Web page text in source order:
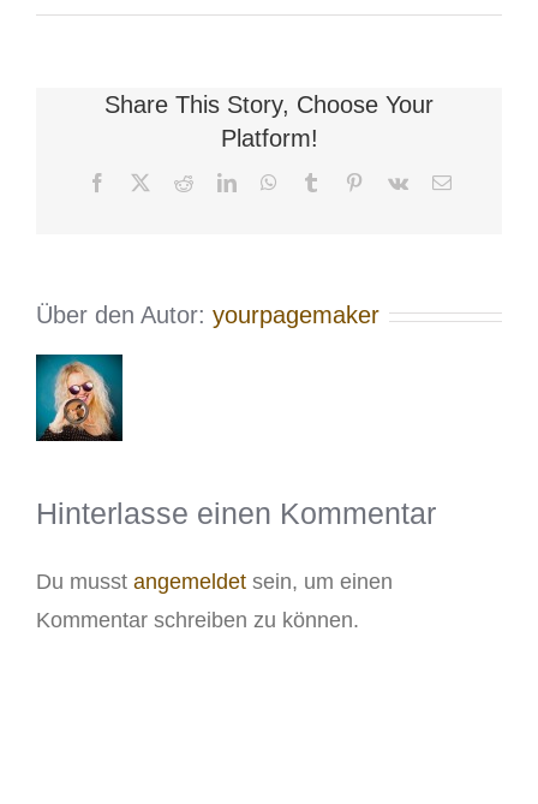
Share This Story, Choose Your
Platform!
Facebook RedditLinkedInWhatsApp
Tumblr Pinterest
Vk
E-
Über den Autor: yourpagemaker
Hinterlasse einen Kommentar
Du musst angemeldet sein, um einen
Kommentar schreiben zu können.